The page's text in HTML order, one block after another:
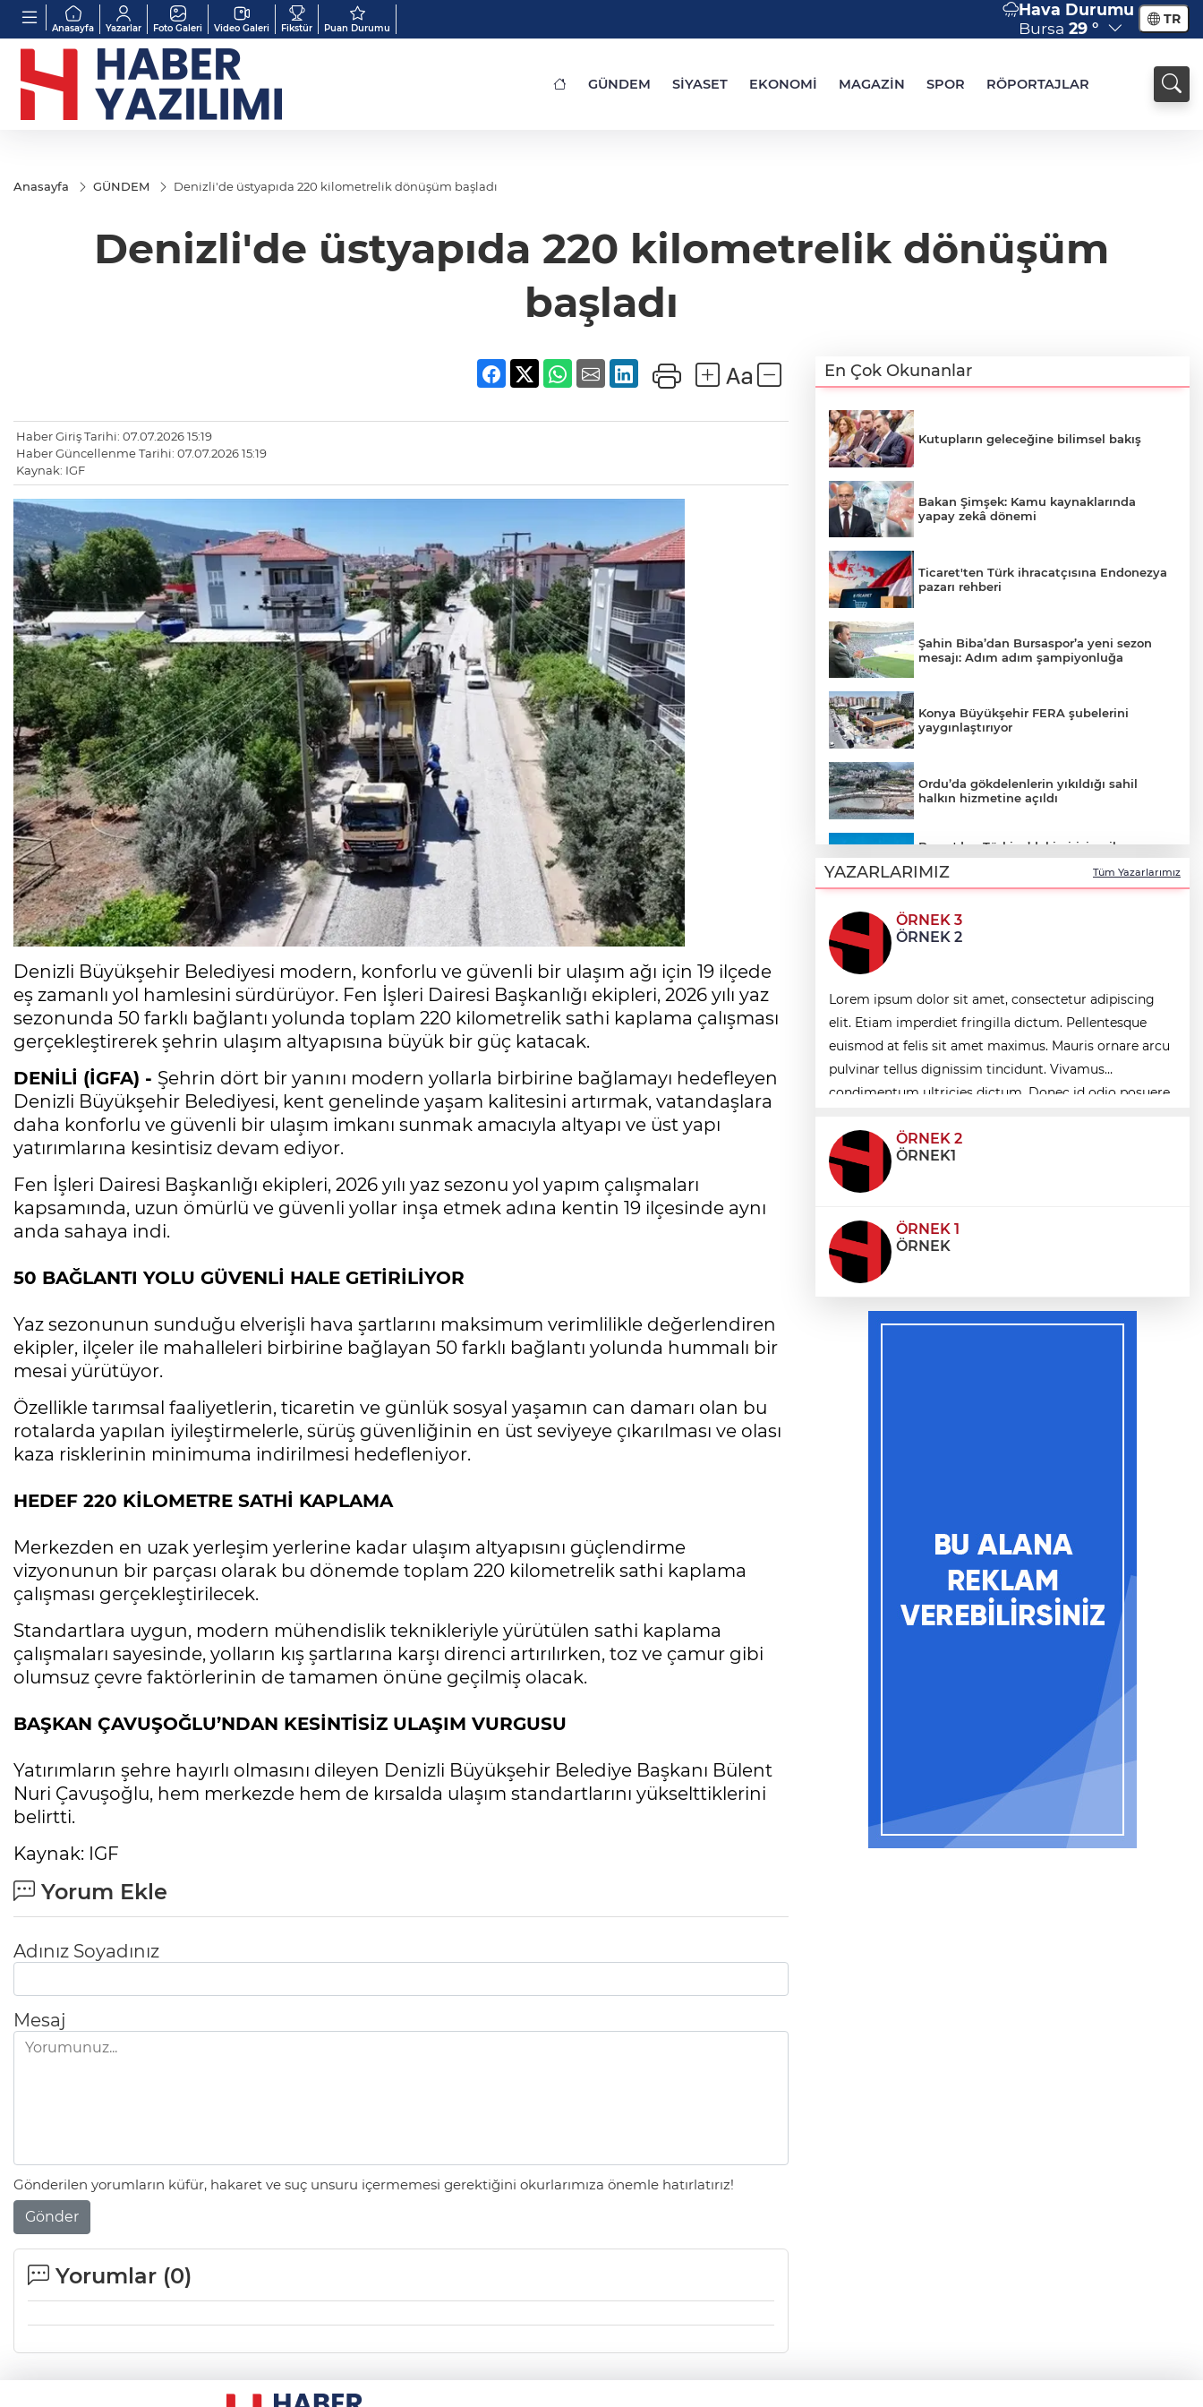
Anasayfa Yazarlar Foto Galeri Video Galeri Fikstür Puan Durumu
Hava Durumu
Bursa 29 ° TR
GÜNDEM SİYASET EKONOMİ MAGAZİN SPOR RÖPORTAJLAR
Anasayfa GÜNDEM Denizli'de üstyapıda 220 kilometrelik dönüşüm başladı
Denizli'de üstyapıda 220 kilometrelik dönüşüm
başladı
Haber Giriş Tarihi: 07.07.2026 15:19
Haber Güncellenme Tarihi: 07.07.2026 15:19
Kaynak: IGF
Denizli Büyükşehir Belediyesi modern, konforlu ve güvenli bir ulaşım ağı için 19 ilçede
eş zamanlı yol hamlesini sürdürüyor. Fen İşleri Dairesi Başkanlığı ekipleri, 2026 yılı yaz
sezonunda 50 farklı bağlantı yolunda toplam 220 kilometrelik sathi kaplama çalışması
gerçekleştirerek şehrin ulaşım altyapısına büyük bir güç katacak.
DENİLİ (İGFA) - Şehrin dört bir yanını modern yollarla birbirine bağlamayı hedefleyen
Denizli Büyükşehir Belediyesi, kent genelinde yaşam kalitesini artırmak, vatandaşlara
daha konforlu ve güvenli bir ulaşım imkanı sunmak amacıyla altyapı ve üst yapı
yatırımlarına kesintisiz devam ediyor.
Fen İşleri Dairesi Başkanlığı ekipleri, 2026 yılı yaz sezonu yol yapım çalışmaları
kapsamında, uzun ömürlü ve güvenli yollar inşa etmek adına kentin 19 ilçesinde aynı
anda sahaya indi.
50 BAĞLANTI YOLU GÜVENLİ HALE GETİRİLİYOR
Yaz sezonunun sunduğu elverişli hava şartlarını maksimum verimlilikle değerlendiren
ekipler, ilçeler ile mahalleleri birbirine bağlayan 50 farklı bağlantı yolunda hummalı bir
mesai yürütüyor.
Özellikle tarımsal faaliyetlerin, ticaretin ve günlük sosyal yaşamın can damarı olan bu
rotalarda yapılan iyileştirmelerle, sürüş güvenliğinin en üst seviyeye çıkarılması ve olası
kaza risklerinin minimuma indirilmesi hedefleniyor.
HEDEF 220 KİLOMETRE SATHİ KAPLAMA
Merkezden en uzak yerleşim yerlerine kadar ulaşım altyapısını güçlendirme
vizyonunun bir parçası olarak bu dönemde toplam 220 kilometrelik sathi kaplama
çalışması gerçekleştirilecek.
Standartlara uygun, modern mühendislik teknikleriyle yürütülen sathi kaplama
çalışmaları sayesinde, yolların kış şartlarına karşı direnci artırılırken, toz ve çamur gibi
olumsuz çevre faktörlerinin de tamamen önüne geçilmiş olacak.
BAŞKAN ÇAVUŞOĞLU’NDAN KESİNTİSİZ ULAŞIM VURGUSU
Yatırımların şehre hayırlı olmasını dileyen Denizli Büyükşehir Belediye Başkanı Bülent
Nuri Çavuşoğlu, hem merkezde hem de kırsalda ulaşım standartlarını yükselttiklerini
belirtti.
Kaynak: IGF
Yorum Ekle
Adınız Soyadınız
Mesaj
Gönderilen yorumların küfür, hakaret ve suç unsuru içermemesi gerektiğini okurlarımıza önemle hatırlatırız!
Gönder
Yorumlar (0)
En Çok Okunanlar
Kutupların geleceğine bilimsel bakış
Bakan Şimşek: Kamu kaynaklarında
yapay zekâ dönemi
Ticaret'ten Türk ihracatçısına Endonezya
pazarı rehberi
Şahin Biba’dan Bursaspor’a yeni sezon
mesajı: Adım adım şampiyonluğa
Konya Büyükşehir FERA şubelerini
yaygınlaştırıyor
Ordu’da gökdelenlerin yıkıldığı sahil
halkın hizmetine açıldı
Bayer'den Türkiye’deki girişimcilere
‘Dijital Sağlık ve Tarım Girişimleri
Haritası’ çağrısı
“Hazımsızlık” sanılıyor, safra kesesi
iltihabı çıkıyor
Emniyet teşkilatına 6 bin 250 yeni kadro!
Detaylar belli oldu
Denizli Büyükşehir’den Buldan’a dev
yatırım
YAZARLARIMIZ Tüm Yazarlarımız
ÖRNEK 3
ÖRNEK 2
Lorem ipsum dolor sit amet, consectetur adipiscing
elit. Etiam imperdiet fringilla dictum. Pellentesque
euismod at felis sit amet maximus. Mauris ornare arcu
pulvinar tellus dignissim tincidunt. Vivamus
condimentum ultricies dictum. Donec id odio posuere,
ÖRNEK 2
ÖRNEK1
ÖRNEK 1
ÖRNEK